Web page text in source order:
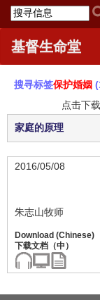
基督生命堂
搜寻标签保护婚姻
点击下
家庭的原理
2016/05/08
朱志山牧师